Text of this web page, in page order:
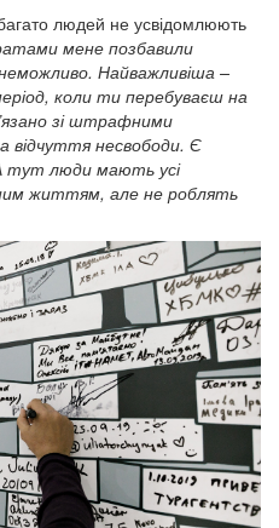
людей не усвідомлюють
мене позбавили
Найважливіша –
коли ти перебуваєш на
зі штрафними
відчуття несвободи. Є
тут люди мають усі
життям, але не роблять